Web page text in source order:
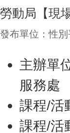
勞動局【現
發布單位：性
主辦單
服務處
課程/活
課程/活